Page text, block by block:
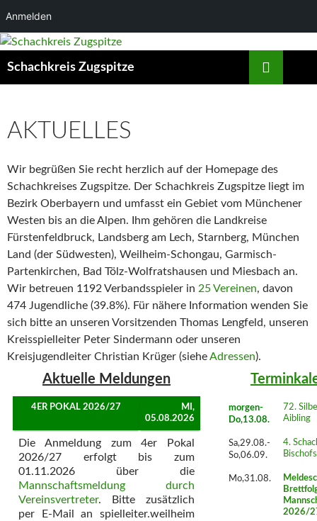
Anmelden
Zum
springen
Schachkreis Zugspitze
AKTUELLES
Wir begrüßen Sie recht herzlich auf der Homepage des
Schachkreises Zugspitze. Der Schachkreis Zugspitze liegt im
Bezirk Oberbayern und umfasst ein Gebiet vom Münchener
Westen bis an die Alpen. Ihm gehören die Landkreise
Fürstenfeldbruck, Landsberg am Lech, Starnberg, München
Land (der Südwesten), Weilheim-Schongau, Garmisch-
Partenkirchen, Bad Tölz-Wolfratshausen und Miesbach an.
Wir betreuen 1192 Verbandsspieler in 25 Vereinen, davon
474 Jugendliche (39.8%). Für nähere Information wenden Sie
sich bitte an unseren Vorsitzenden Thomas Lengfeld, unseren
Kreisspielleiter Peter Sindermann oder unseren
Kreisjugendleiter Christian Krüger (sieheAdressen).
Aktuelle Meldungen
4ER POKAL 2026/27
MI,
05.08.2026
Die Anmeldung zum 4er Pokal
2026/27 erfolgt bis zum
01.11.2026 über die
Mannschaftsmeldung durch
Vereinsvertreter. Bitte zusätzlich
per E-Mail an spielleiter.weilheim
morgen-
Do,13.08.
72.
Aibling
Sa,29.08.-
So,06.09.
4.
Mo,31.08.
2026/